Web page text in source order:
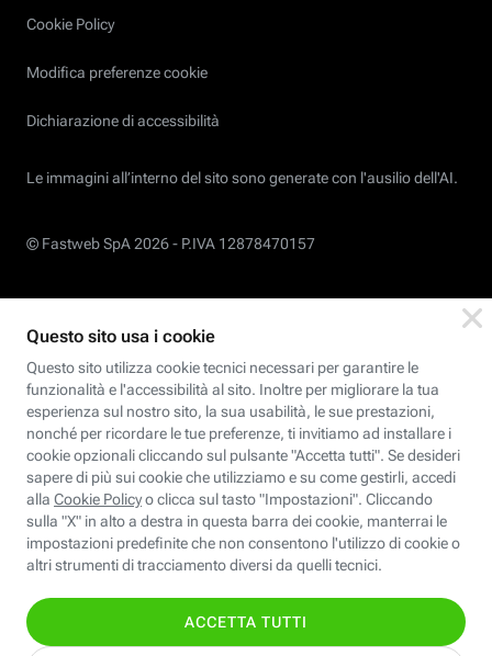
Cookie Policy
Modifica preferenze cookie
Dichiarazione di accessibilità
Le immagini all’interno del sito sono generate con l'ausilio dell'AI.
© Fastweb SpA 2026 - P.IVA 12878470157